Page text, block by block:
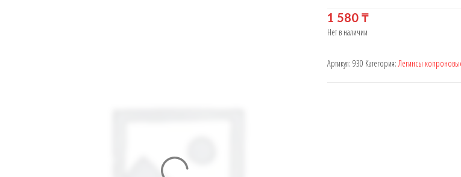
1 580 ₸
Нет в наличии
Артикул: 930 Категория:Легинсы